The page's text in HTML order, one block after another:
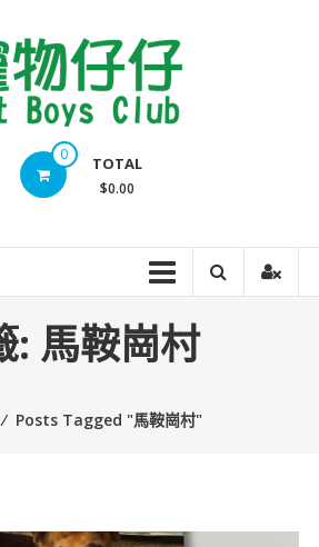
0 TOTAL
$0.00
: 馬鞍崗村
⁄ Posts Tagged "馬鞍崗村"